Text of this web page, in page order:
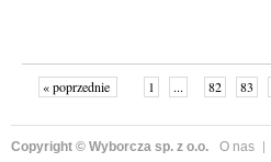
« poprzednie 1 ... 82 83
Copyright © Wyborcza sp. z o.o. O nas